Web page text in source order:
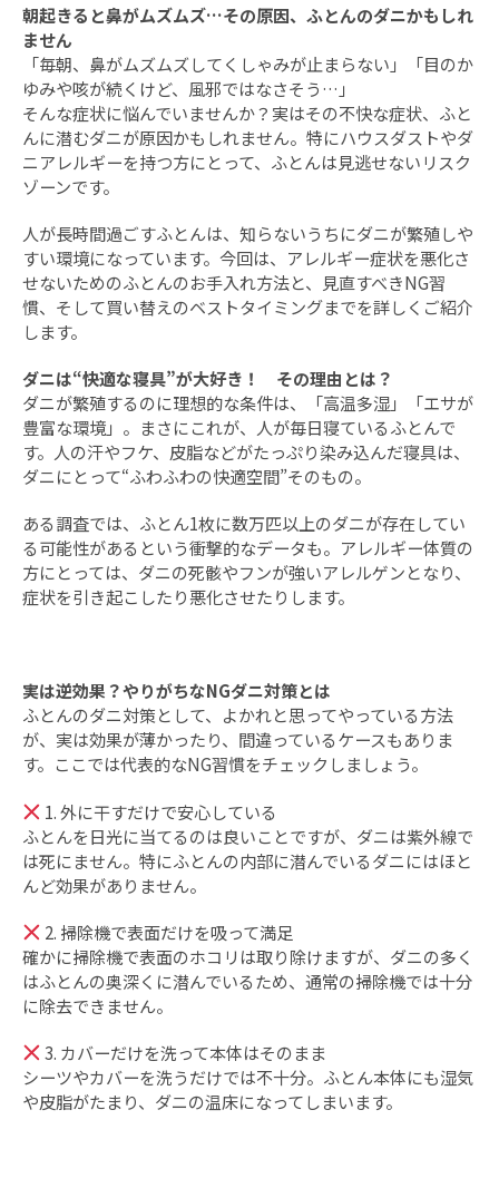
朝起きると鼻がムズムズ…その原因、ふとんのダニかもしれ
ません
「毎朝、鼻がムズムズしてくしゃみが止まらない」「目のか
ゆみや咳が続くけど、風邪ではなさそう…」
そんな症状に悩んでいませんか？実はその不快な症状、ふと
んに潜むダニが原因かもしれません。特にハウスダストやダ
ニアレルギーを持つ方にとって、ふとんは見逃せないリスク
ゾーンです。
人が長時間過ごすふとんは、知らないうちにダニが繁殖しや
すい環境になっています。今回は、アレルギー症状を悪化さ
せないためのふとんのお手入れ方法と、見直すべきNG習
慣、そして買い替えのベストタイミングまでを詳しくご紹介
します。
ダニは“快適な寝具”が大好き！ その理由とは？
ダニが繁殖するのに理想的な条件は、「高温多湿」「エサが
豊富な環境」。まさにこれが、人が毎日寝ているふとんで
す。人の汗やフケ、皮脂などがたっぷり染み込んだ寝具は、
ダニにとって“ふわふわの快適空間”そのもの。
ある調査では、ふとん1枚に数万匹以上のダニが存在してい
る可能性があるという衝撃的なデータも。アレルギー体質の
方にとっては、ダニの死骸やフンが強いアレルゲンとなり、
症状を引き起こしたり悪化させたりします。
実は逆効果？やりがちなNGダニ対策とは
ふとんのダニ対策として、よかれと思ってやっている方法
が、実は効果が薄かったり、間違っているケースもありま
す。ここでは代表的なNG習慣をチェックしましょう。
1. 外に干すだけで安心している
ふとんを日光に当てるのは良いことですが、ダニは紫外線で
は死にません。特にふとんの内部に潜んでいるダニにはほと
んど効果がありません。
2. 掃除機で表面だけを吸って満足
確かに掃除機で表面のホコリは取り除けますが、ダニの多く
はふとんの奥深くに潜んでいるため、通常の掃除機では十分
に除去できません。
3. カバーだけを洗って本体はそのまま
シーツやカバーを洗うだけでは不十分。ふとん本体にも湿気
や皮脂がたまり、ダニの温床になってしまいます。